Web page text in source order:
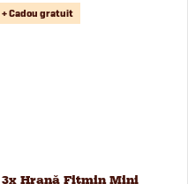
Beef conține un procent ridicat
+ Cadou gratuit
3x Hrană Fitmin Mini